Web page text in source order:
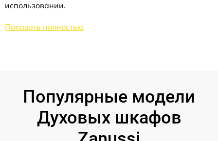
использовании.
Показать полностью
Популярные модели
Духовых шкафов